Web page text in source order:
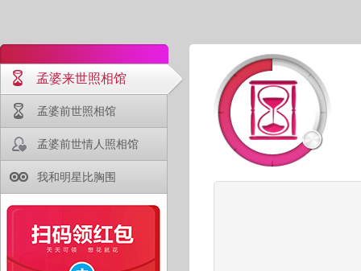
孟婆来世照相馆
孟婆前世照相馆
孟婆前世情人照相馆
我和明星比胸围